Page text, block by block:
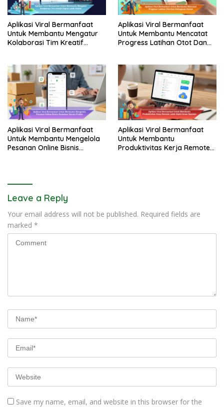
Aplikasi Viral Bermanfaat
Untuk Membantu Mengatur
Kolaborasi Tim Kreatif
Aplikasi Viral Bermanfaat
Untuk Membantu Mencatat
Progress Latihan Otot Dan
Aplikasi Viral Bermanfaat
Untuk Membantu Mengelola
Pesanan Online Bisnis
Aplikasi Viral Bermanfaat
Untuk Membantu
Produktivitas Kerja Remote
Leave a Reply
Your email address will not be published. Required fields are
marked *
Save my name, email, and website in this browser for the